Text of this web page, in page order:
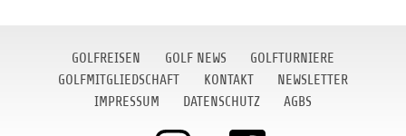
GOLFREISEN GOLF NEWS
GOLFTURNIERE
GOLFMITGLIEDSCHAFT
KONTAKT
NEWSLETTER
IMPRESSUM
DATENSCHUTZ AGBS